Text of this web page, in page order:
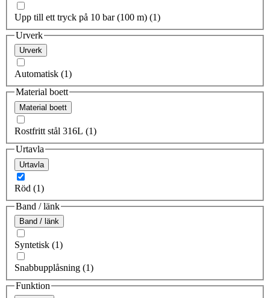
Upp till ett tryck på 10 bar (100 m) (1)
Urverk
Urverk
Automatisk (1)
Material boett
Material boett
Rostfritt stål 316L (1)
Urtavla
Urtavla
Röd (1)
Band / länk
Band / länk
Syntetisk (1)
Snabbupplåsning (1)
Funktion